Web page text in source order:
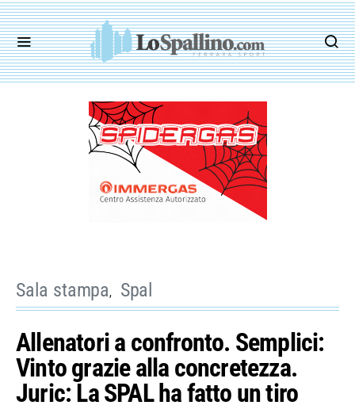
Sala stampa Spal
Allenatori a confronto. Semplici:
Vinto grazie alla concretezza.
Juric: La SPAL ha fatto un tiro